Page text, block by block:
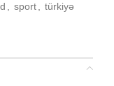
sport
türkiyə